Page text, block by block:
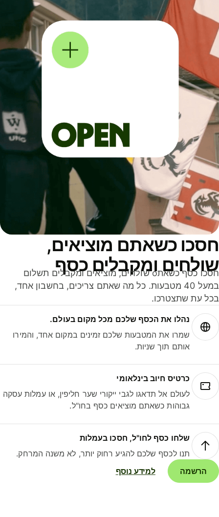
כשאתם מוציאים,
ומקבלים כסף
חסכו כסף כשאתo שולחים, מוציאים ומקבלים תשלום
במעל 40 מטבעות. כל מה שאתם צריכים, בחשבון אחד,
עת שתצטרכו.
נהלו את הכסף שלכם מכל מקום בעולם.
שמרו את המטבעות שלכם זמינים במקום אחד, והמירו
אותם תוך שניות.
כרטיס חיוב בינלאומי
לעולם אל תדאגו לגבי ייקורי שער חליפין, או עמלות עסקה
גבוהות כשאתם מוציאים כסף בחו"ל.
שלחו כסף לחו"ל, חסכו בעמלות
תנו לכסף שלכם להגיע רחוק יותר, לא משנה המרחק.
הרשמה
למידע נוסף